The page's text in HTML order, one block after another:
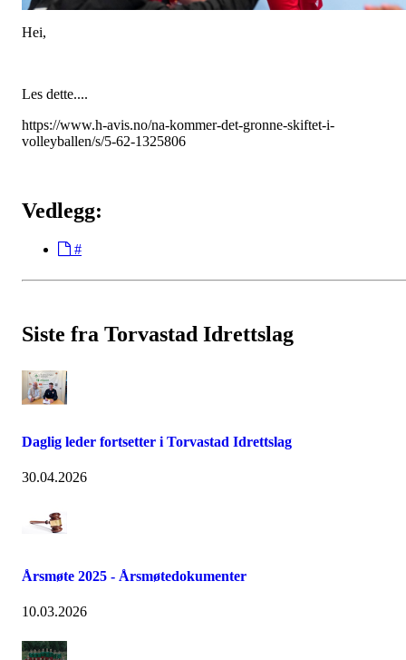
Hei,
Les dette....
https://www.h-avis.no/na-kommer-det-gronne-skiftet-i-
volleyballen/s/5-62-1325806
Vedlegg:
#
Siste fra Torvastad Idrettslag
Daglig leder fortsetter i Torvastad Idrettslag
30.04.2026
Årsmøte 2025 - Årsmøtedokumenter
10.03.2026